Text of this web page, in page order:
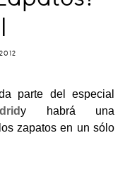
parte del especial
y habrá una
zapatos en un sólo